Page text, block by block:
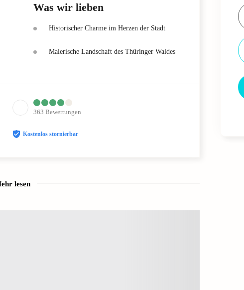
Was wir lieben
Historischer Charme im Herzen der Stadt
Malerische Landschaft des Thüringer Waldes
363 Bewertungen
Kostenlos stornierbar
lesen